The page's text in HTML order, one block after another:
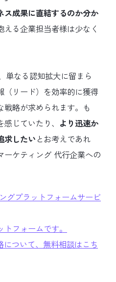
ス成果に直結するのか分か
える企業担当者様は少なく
単なる認知拡大に留まら
（リード）を効率的に獲得
戦略が求められます。も
じていたり、 より迅速か
求したい とお考えであれ
ーケティング 代行企業への
グプラットフォームサービ
フォームです。
ついて、無料相談はこち